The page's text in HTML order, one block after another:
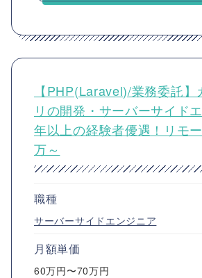
【PHP(Laravel)/業務委託
リの開発・サーバーサイド
年以上の経験者優遇！リモ
万～
職種
サーバーサイドエンジニア
月額単価
60万円〜70万円